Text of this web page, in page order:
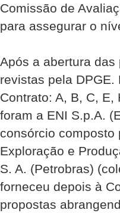
Comissão de
para assegurar o
Após a abertura
revistas pela
Contrato: A, B, C,
foram a ENI S.p.A.
consórcio composto
Exploração e
S. A. (Petrobras)
forneceu depois à
propostas